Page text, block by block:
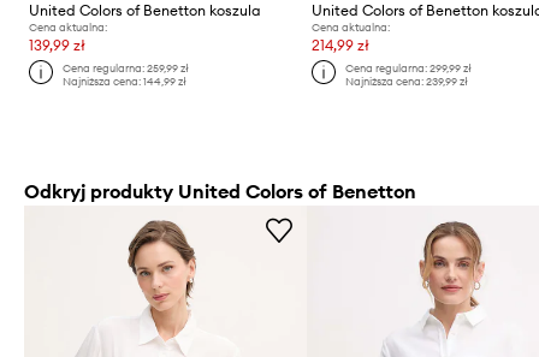
United Colors of Benetton koszula
Cena aktualna:
139,99 zł
Cena regularna:259,99 zł
Najniższa cena:144,99 zł
Cena aktualna:
214,99 zł
Cena regularna: 299,99 zł
Najniższa cena: 239,99 zł
Odkryj produkty United Colors of Benetton